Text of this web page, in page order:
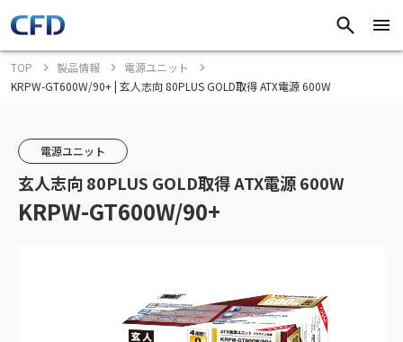
TOP 製品情報
電源ユニット
KRPW-GT600W/90+ | 玄人志向 80PLUS GOLD取得 ATX電源 600W
電源ユニット
玄人志向 80PLUS GOLD取得 ATX電源 600W
KRPW-GT600W/90+